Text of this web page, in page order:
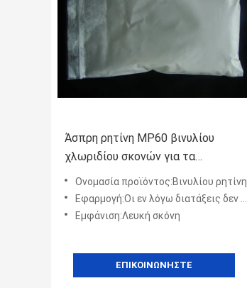
Άσπρη ρητίνη MP60 βινυλίου
χλωριδίου σκονών για τα
μηχανήματα και την αυτοκινητική
εφαρμοσμένη μηχανική
Ονομασία προϊόντος:Βινυλίου ρητίνη
Εφαρμογή:Οι εν λόγω διατάξεις δεν εφαρμόζονται στις επιχειρήσεις που δραστηριοποιούνται στο εσωτερικό της Κοι
Εμφάνιση:Λευκή σκόνη
ΕΠΙΚΟΙΝΩΝΉΣΤΕ